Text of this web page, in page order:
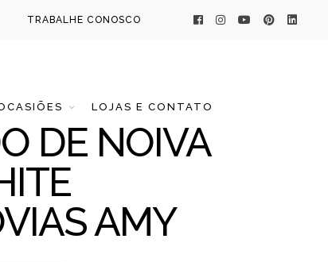
TRABALHE CONOSCO
LOJAS E CONTATO
DE NOIVA
AMY